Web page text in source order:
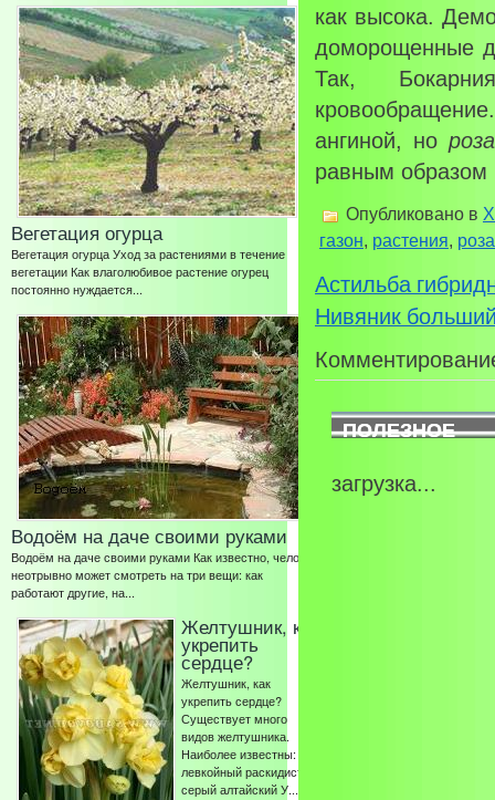
Вегетация огурца
Вегетация огурца Уход за растениями в течение
вегетации Как влаголюбивое растение огурец
постоянно нуждается...
Водоём на даче своими руками
Водоём на даче своими руками Как известно, человек
неотрывно может смотреть на три вещи: как
работают другие, на...
Желтушник, как
укрепить
сердце?
Желтушник, как
укрепить сердце?
Существует много
видов желтушника.
Наиболее известны:
левкойный раскидистый
серый алтайский У...
как высока.
доморощенные
Так,
ангиной, но
равным образом
Опубликовано в
газон, растения, роза
Астильба
Нивяник
ПОЛЕЗНОЕ
загрузка...